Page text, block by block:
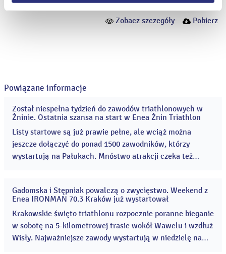
Zobacz szczegóły Pobierz
Powiązane informacje
04
sie
Został niespełna tydzień do zawodów triathlonowych w
Żninie. Ostatnia szansa na start w Enea Żnin Triathlon
Listy startowe są już prawie pełne, ale wciąż można
jeszcze dołączyć do ponad 1500 zawodników, którzy
wystartują na Pałukach. Mnóstwo atrakcji czeka też
sportowe, które co roku przyciągają coraz więcej
uczestników i kibiców. ...
31
2026
Gadomska i Stępniak powalczą o zwycięstwo. Weekend z
Enea IRONMAN 70.3 Kraków już wystartował
Krakowskie święto triathlonu rozpocznie poranne bieganie
w sobotę na 5-kilometrowej trasie wokół Wawelu i wzdłuż
Wisły. Najważniejsze zawody wystartują w niedzielę na